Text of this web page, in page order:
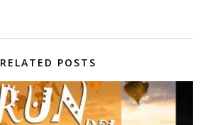
RELATED POSTS